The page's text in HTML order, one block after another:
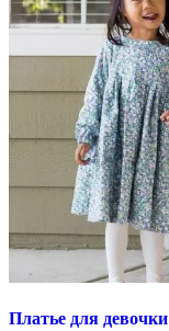
Платье для девочки